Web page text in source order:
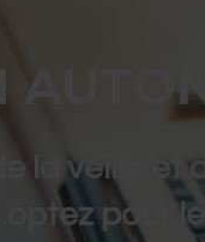
la veille et
optez pour